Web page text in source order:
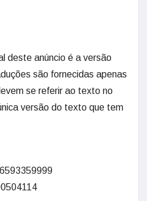
deste anúncio é a versão
são fornecidas apenas
se referir ao texto no
versão do texto que tem